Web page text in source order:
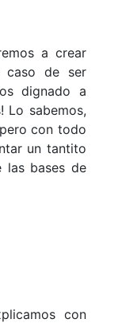
a crear
caso de ser
dignado a
Lo sabemos,
con todo
un tantito
bases de
con